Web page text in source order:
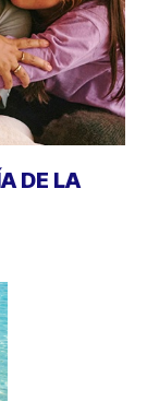
DE LA